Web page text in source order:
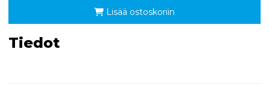
Lisää ostoskoriin
Tiedot